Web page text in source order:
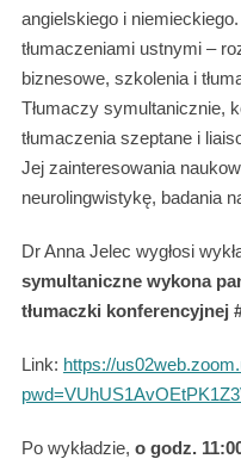
angielskiego i
tłumaczeniami ustnymi –
biznesowe, szkolenia i
Tłumaczy symultanicznie,
tłumaczenia szeptane i
Jej zainteresowania
neurolingwistykę, badania
Dr Anna Jelec wygłosi
symultaniczne wykona
tłumaczki konferencyjnej
Link: https://
Po wykładzie, o godz.